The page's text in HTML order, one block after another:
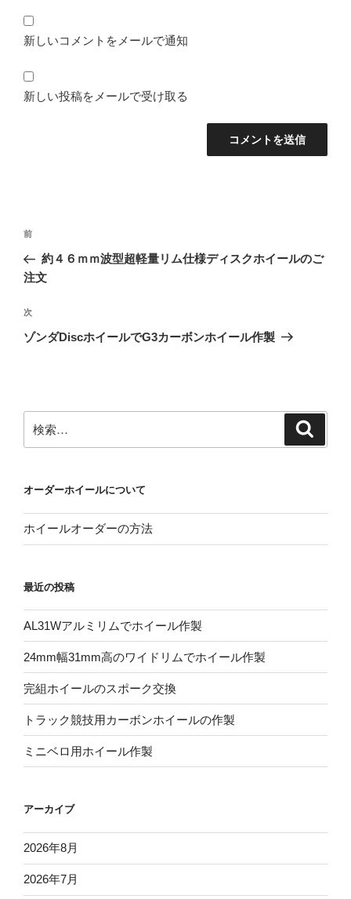
新しいコメントをメールで通知
新しい投稿をメールで受け取る
投
ナ
ゲ
ー
前
の
投
前
約４６ｍｍ波型超軽量リム仕様ディスクホイールのご
注文
次
の
次
ゾンダDiscホイールでG3カーボンホイール作製
索:
オーダーホイールについて
ホイールオーダーの方法
最近の投稿
AL31Wアルミリムでホイール作製
24mm幅31mm高のワイドリムでホイール作製
完組ホイールのスポーク交換
トラック競技用カーボンホイールの作製
ミニベロ用ホイール作製
アーカイブ
2026年8月
2026年7月